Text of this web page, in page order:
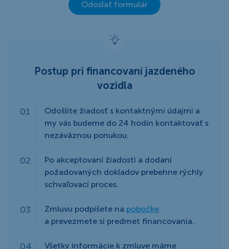
Odoslať formulár
Postup pri financovaní jazdeného
vozidla
Odošlite žiadosť s kontaktnými údajmi a
my vás budeme do 24 hodín kontaktovať s
nezáväznou ponukou.
Po akceptovaní žiadosti a dodaní
požadovaných dokladov prebehne rýchly
schvaľovací proces.
Zmluvu podpíšete na pobočke
a prevezmete si predmet financovania.
Všetky informácie k zmluve máme